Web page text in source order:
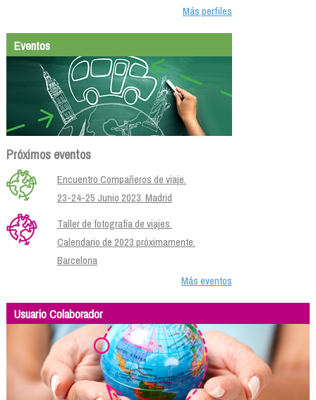
Más perfiles
Eventos
Próximos eventos
Encuentro Compañeros de viaje.
23-24-25 Junio 2023. Madrid
Taller de fotografía de viajes.
Calendario de 2023 próximamente.
Barcelona
Más eventos
Usuario Colaborador